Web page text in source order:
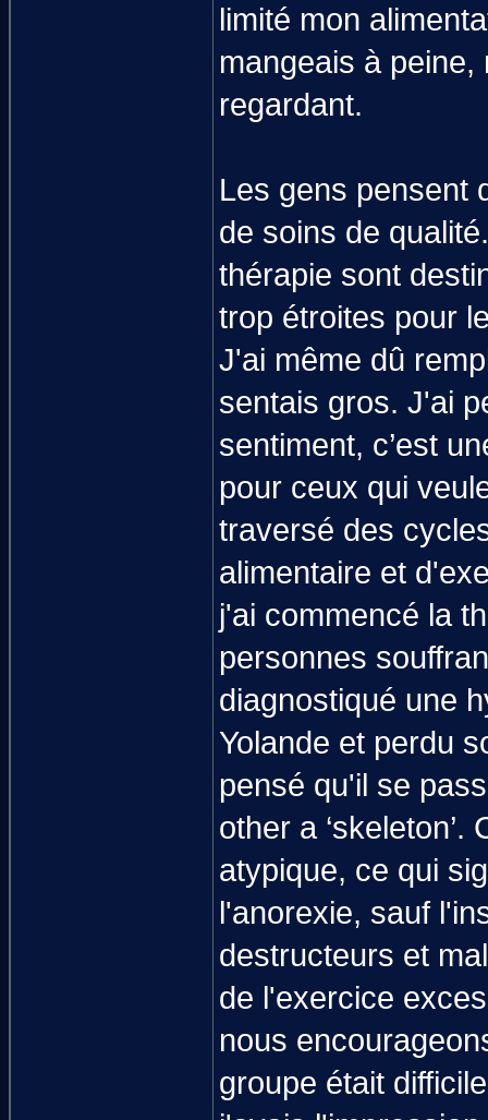
limité mon
mangeais à
regardant.
Les gens pensent
de soins de
thérapie sont
trop étroites pour
J'ai même dû
sentais gros. J'ai
sentiment, c’est
pour ceux qui
traversé des
alimentaire et
j'ai commencé la
personnes
diagnostiqué une
Yolande et perdu
pensé qu'il se
other a
atypique, ce qui
l'anorexie, sauf
destructeurs et
de l'exercice
nous
groupe était